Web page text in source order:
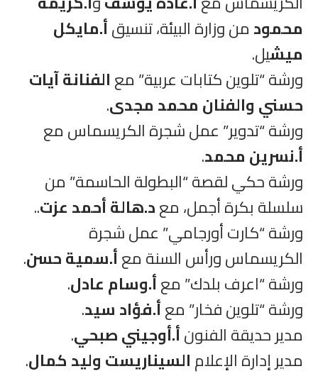
محمودمن وزارة البيئة، تنسيقأ.مايكل
ميشيل.
ورشة “تلوين كتابات عربية” معالفنانة آيات
حسني والفنان محمد مجدى.
ورشة “تدوير” عمل شجرة الكريسماس مع
أ.نسرين محمد.
ورشة حكي لقصة “البطولة الحاسمة” من
سلسلة بكرة أجمل، معد.هالة أحمد عزت..
ورشة “كارت أورجامي” عمل شجرة
الكريسماس ورأس السنة معأ.سمية حسن.
ورشة “اعرف بلدك” معأ.وسام عادل.
ورشة “تلوين فخار” معأ.فؤاد سيد.
مدير حديقة الفنونأ.أوجيني صبحي.
مدير إدارة الإعلامالسيناريست وليد كمال.